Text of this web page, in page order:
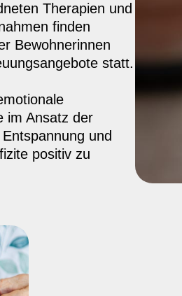
Therapien und
finden
Bewohnerinnen
statt.
im Ansatz der
und
positiv zu